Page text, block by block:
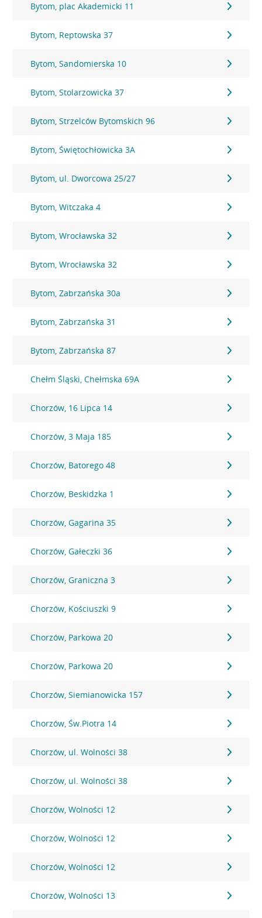
Bytom, plac Akademicki 11
Bytom, Reptowska 37
Bytom, Sandomierska 10
Bytom, Stolarzowicka 37
Bytom, Strzelców Bytomskich 96
Bytom, Świętochłowicka 3A
Bytom, ul. Dworcowa 25/27
Bytom, Witczaka 4
Bytom, Wrocławska 32
Bytom, Wrocławska 32
Bytom, Zabrzańska 30a
Bytom, Zabrzańska 31
Bytom, Zabrzańska 87
Chełm Śląski, Chełmska 69A
Chorzów, 16 Lipca 14
Chorzów, 3 Maja 185
Chorzów, Batorego 48
Chorzów, Beskidzka 1
Chorzów, Gagarina 35
Chorzów, Gałeczki 36
Chorzów, Graniczna 3
Chorzów, Kościuszki 9
Chorzów, Parkowa 20
Chorzów, Parkowa 20
Chorzów, Siemianowicka 157
Chorzów, Św.Piotra 14
Chorzów, ul. Wolności 38
Chorzów, ul. Wolności 38
Chorzów, Wolności 12
Chorzów, Wolności 12
Chorzów, Wolności 12
Chorzów, Wolności 13